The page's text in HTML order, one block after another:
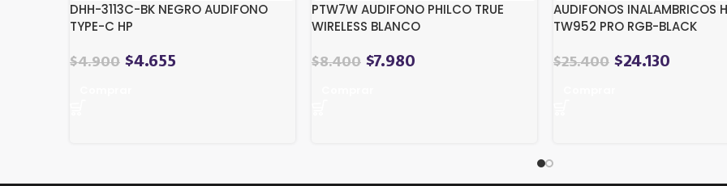
DHH-3113C-BK NEGRO AUDIFONO
TYPE-C HP
$4.900 $4.655
PTW7W AUDIFONO PHILCO TRUE
WIRELESS BLANCO
$8.400 $7.980
AUDIFONOS INALAMBRICOS
TW952 PRO RGB-BLACK
$25.400 $24.130